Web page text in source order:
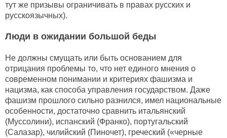
тут же призывы ограничивать в правах русских и
русскоязычных).
Люди в ожидании большой беды
Не должны смущать или быть основанием для
отрицания проблемы то, что нет единого мнения о
современном понимании и критериях фашизма и
нацизма, как способа управления государством. Даже
фашизм прошлого сильно разнился, имел национальные
особенности, достаточно сравнить итальянский
(Муссолини), испанский (Франко), португальский
(Салазар), чилийский (Пиночет), греческий («черные